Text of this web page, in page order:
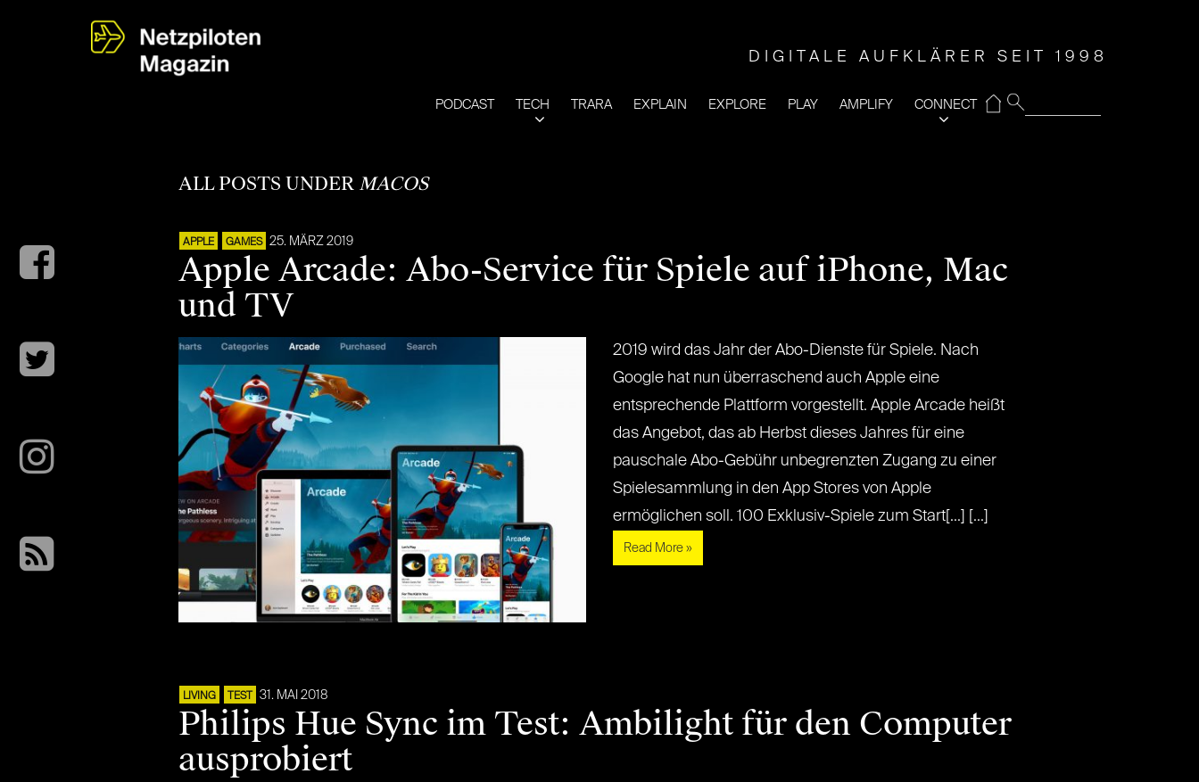
DIGITALE AUFKLÄRER SEIT 1998
PODCAST TECH TRARA EXPLAIN EXPLORE PLAY AMPLIFY CONNECT
⌂
ALL POSTS UNDER MACOS
APPLE GAMES 25. MÄRZ 2019
Apple Arcade: Abo-Service für Spiele auf iPhone, Mac
und TV
2019 wird das Jahr der Abo-Dienste für Spiele. Nach
Google hat nun überraschend auch Apple eine
entsprechende Plattform vorgestellt. Apple Arcade heißt
das Angebot, das ab Herbst dieses Jahres für eine
pauschale Abo-Gebühr unbegrenzten Zugang zu einer
Spielesammlung in den App Stores von Apple
ermöglichen soll. 100 Exklusiv-Spiele zum Start[...] [...]
Read More »
LIVING TEST 31. MAI 2018
Philips Hue Sync im Test: Ambilight für den Computer
ausprobiert